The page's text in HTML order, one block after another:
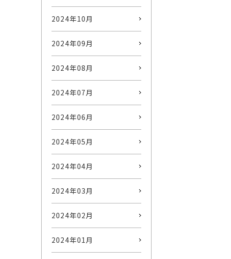
2024年10月
2024年09月
2024年08月
2024年07月
2024年06月
2024年05月
2024年04月
2024年03月
2024年02月
2024年01月